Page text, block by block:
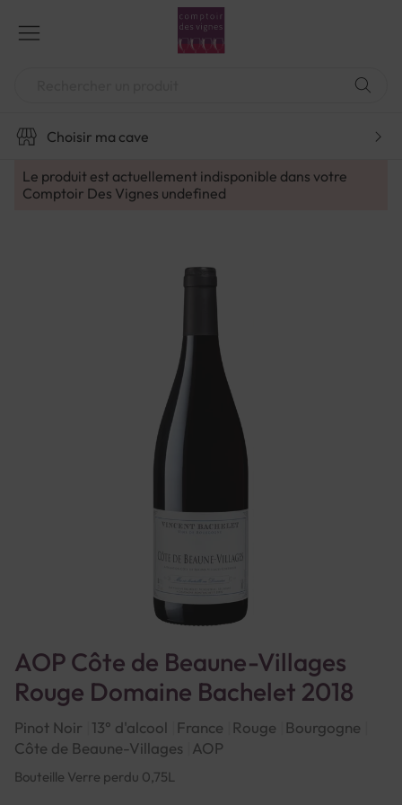
contenu
Choisir ma cave
Le produit est actuellement indisponible dans votre
Comptoir Des Vignes undefined
AOP Côte de Beaune-Villages
Rouge Domaine Bachelet 2018
Pinot Noir 13° d'alcool France Rouge
Bourgogne
Côte de Beaune-Villages AOP
Bouteille Verre perdu 0,75L